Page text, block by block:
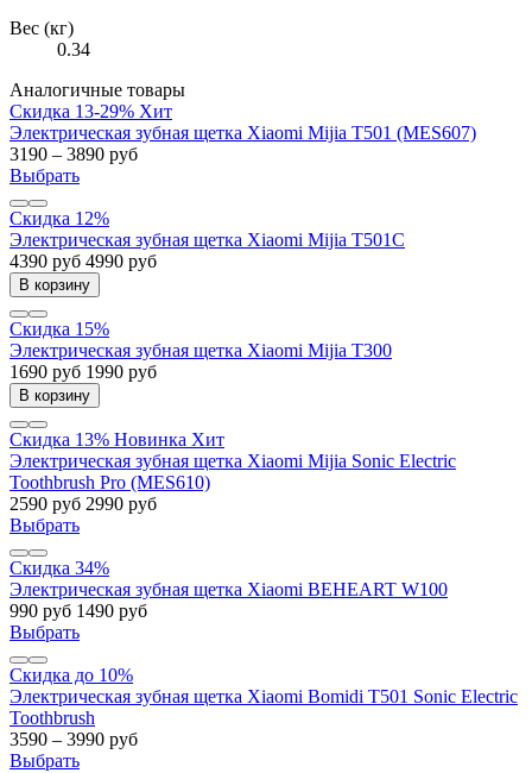
Вес (кг)
0.34
Аналогичные товары
Скидка 13-29% Хит
Электрическая зубная щетка Xiaomi Mijia T501 (MES607)
3190 – 3890 руб
Выбрать
Скидка 12%
Электрическая зубная щетка Xiaomi Mijia T501C
4390 руб 4990 руб
В корзину
Скидка 15%
Электрическая зубная щетка Xiaomi Mijia T300
1690 руб 1990 руб
В корзину
Скидка 13% Новинка Хит
Электрическая зубная щетка Xiaomi Mijia Sonic Electric
Toothbrush Pro (MES610)
2590 руб 2990 руб
Выбрать
Скидка 34%
Электрическая зубная щетка Xiaomi BEHEART W100
990 руб 1490 руб
Выбрать
Скидка до 10%
Электрическая зубная щетка Xiaomi Bomidi T501 Sonic Electric
Toothbrush
3590 – 3990 руб
Выбрать